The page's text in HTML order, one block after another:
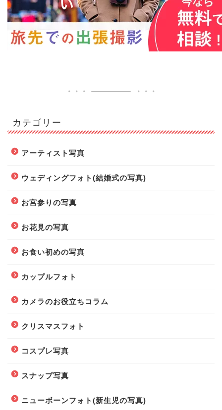
カテゴリー
アーティスト写真
ウェディングフォト(結婚式の写真)
お宮参りの写真
お花見の写真
お食い初めの写真
カップルフォト
カメラのお役立ちコラム
クリスマスフォト
コスプレ写真
スナップ写真
ニューボーンフォト(新生児の写真)